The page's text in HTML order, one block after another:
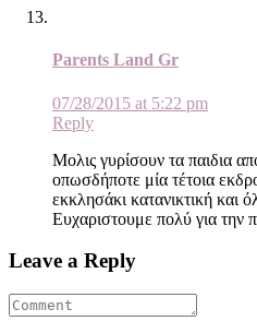
Parents Land Gr
07/28/2015 at 5:22 pm
Reply
Μολις γυρίσουν τα παιδια
οπωσδήποτε μία τέτοια
εκκλησάκι κατανικτική και
Ευχαριστουμε πολύ για την
Leave a Reply